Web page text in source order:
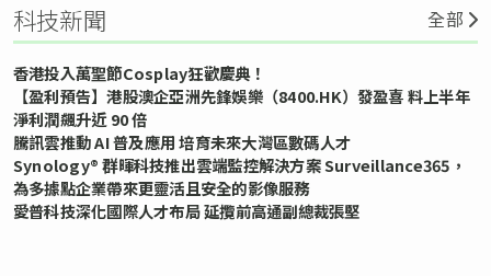
科技新聞 全部
香港投入萬聖節Cosplay狂歡慶典！
【盈利預告】港股澳企亞洲先鋒娛樂（8400.HK）發盈喜 料上半年
淨利潤飆升近 90 倍
騰訊雲推動 AI 普及應用 培育未來大灣區數碼人才
Synology® 群暉科技推出雲端監控解決方案 Surveillance365，
為多據點企業帶來更靈活且安全的影像服務
愛普科技深化國際人才布局 延攬前高通副總裁張堅